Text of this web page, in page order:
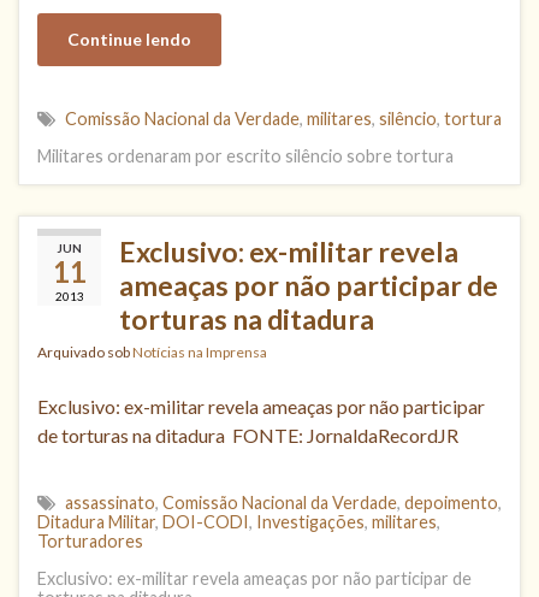
Continue lendo
Comissão Nacional da Verdade, militares, silêncio, tortura
Militares ordenaram por escrito silêncio sobre tortura
JUN
11
2013
Exclusivo: ex-militar revela
ameaças por não participar de
torturas na ditadura
Arquivado sobNotícias na Imprensa
Exclusivo: ex-militar revela ameaças por não participar
de torturas na ditadura FONTE: JornaldaRecordJR
assassinato, Comissão Nacional da Verdade, depoimento,
Ditadura Militar, DOI-CODI, Investigações, militares,
Torturadores
Exclusivo: ex-militar revela ameaças por não participar de